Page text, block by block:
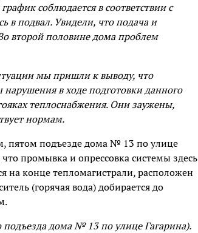
соблюдается в соответствии с
подвал. Увидели, что подача и
второй половине дома проблем
мы пришли к выводу, что
в ходе подготовки данного
теплоснабжения. Они заужены,
нормам.
пятом подъезде дома № 13 по улице
промывка и опрессовка системы здесь
на конце тепломагистрали, расположен
(горячая вода) добирается до
дома № 13 по улице Гагарина).